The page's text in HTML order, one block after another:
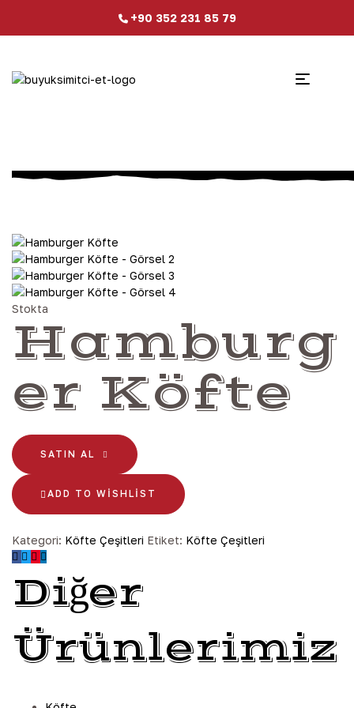
+90 352 231 85 79
Stokta
Hamburg
er Köfte
SATIN AL
ADD TO WISHLIST
Kategori: Köfte Çeşitleri Etiket: Köfte Çeşitleri
Diğer
Ürünlerimiz